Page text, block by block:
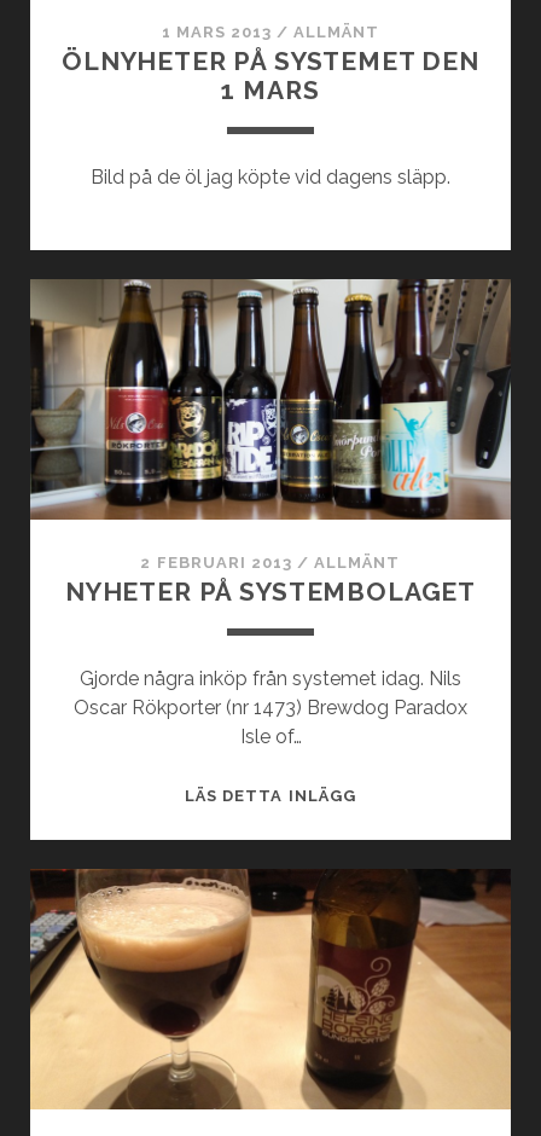
1 MARS 2013 /ALLMÄNT
ÖLNYHETER PÅ SYSTEMET DEN
1 MARS
Bild på de öl jag köpte vid dagens släpp.
2 FEBRUARI 2013 /ALLMÄNT
NYHETER PÅ SYSTEMBOLAGET
Gjorde några inköp från systemet idag. Nils
Oscar Rökporter (nr 1473) Brewdog Paradox
Isle of…
LÄS DETTA INLÄGGNYHETER